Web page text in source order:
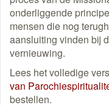
onderliggende
mensen die nog
aansluiting vinden bij
vernieuwing.
Lees het volledige
van
bestellen.